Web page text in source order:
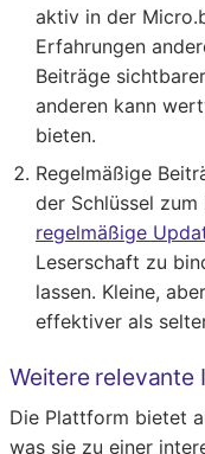
aktiv in der
Erfahrungen
Beiträge
anderen kann
bieten.
Regelmäßige
der Schlüssel
regelmäßige
Leserschaft zu
lassen. Kleine,
effektiver als
Weitere relevante
Die Plattform bietet
was sie zu einer